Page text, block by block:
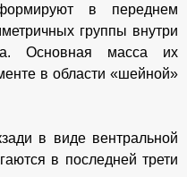
в переднем
группы внутри
Основная масса их
в области «шейной»
в виде вентральной
в последней трети